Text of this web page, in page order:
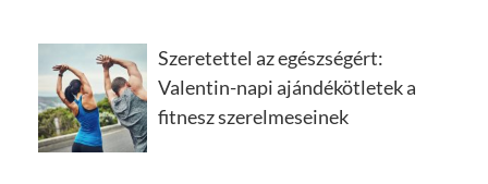
Szeretettel az egészségért:
Valentin-napi ajándékötletek a
fitnesz szerelmeseinek